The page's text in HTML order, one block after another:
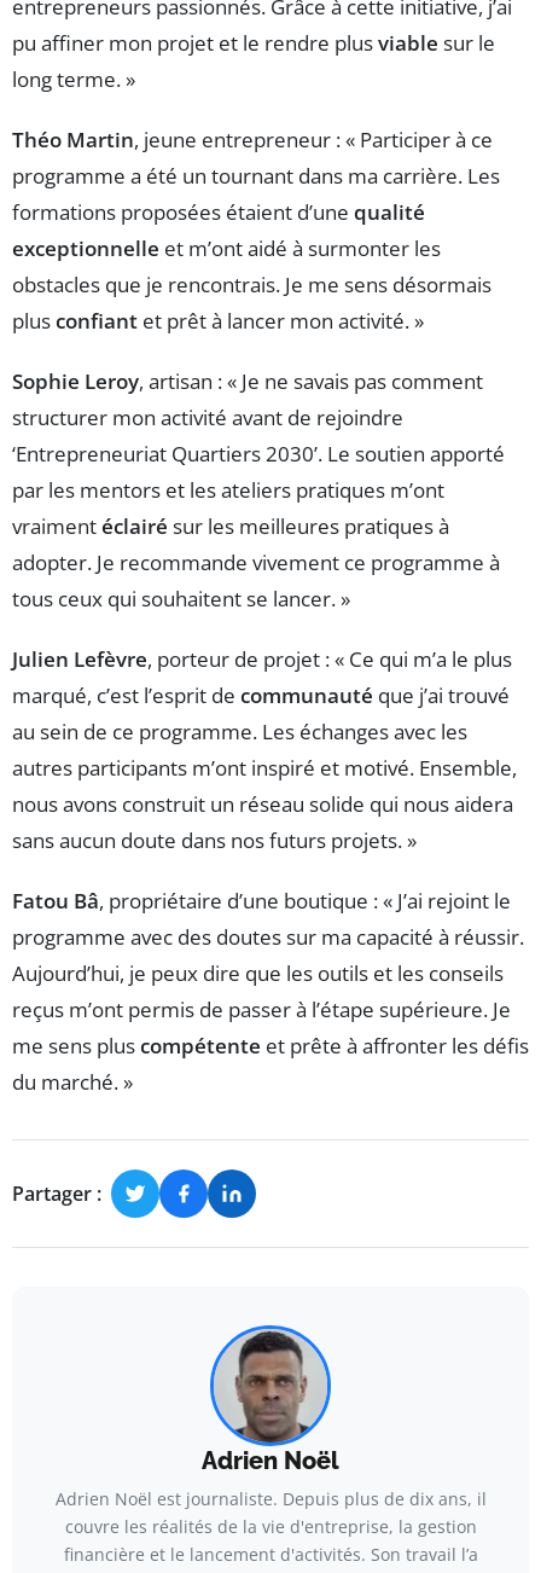
entrepreneurs passionnés. Grâce à cette initiative, j’ai
pu affiner mon projet et le rendre plusviable sur le
long terme. »
Théo Martin, jeune entrepreneur : « Participer à ce
programme a été un tournant dans ma carrière. Les
formations proposées étaient d’une qualité
exceptionnelle et m’ont aidé à surmonter les
obstacles que je rencontrais. Je me sens désormais
plusconfiant et prêt à lancer mon activité. »
Sophie Leroy, artisan : « Je ne savais pas comment
structurer mon activité avant de rejoindre
‘Entrepreneuriat Quartiers 2030’. Le soutien apporté
par les mentors et les ateliers pratiques m’ont
vraimentéclairé sur les meilleures pratiques à
adopter. Je recommande vivement ce programme à
tous ceux qui souhaitent se lancer. »
Julien Lefèvre, porteur de projet : « Ce qui m’a le plus
marqué, c’est l’esprit de communauté que j’ai trouvé
au sein de ce programme. Les échanges avec les
autres participants m’ont inspiré et motivé. Ensemble,
nous avons construit un réseau solide qui nous aidera
sans aucun doute dans nos futurs projets. »
Fatou Bâ, propriétaire d’une boutique : « J’ai rejoint le
programme avec des doutes sur ma capacité à réussir.
Aujourd’hui, je peux dire que les outils et les conseils
reçus m’ont permis de passer à l’étape supérieure. Je
me sens pluscompétente et prête à affronter les défis
du marché. »
Partager :
Adrien Noël
Adrien Noël est journaliste. Depuis plus de dix ans, il
couvre les réalités de la vie d'entreprise, la gestion
financière et le lancement d'activités. Son travail l’a